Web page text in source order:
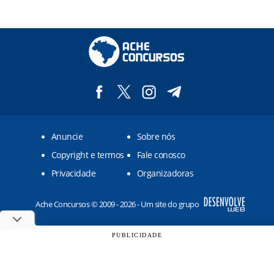
Anuncie
Sobre nós
Copyright e termos
Fale conosco
Privacidade
Organizadoras
Ache Concursos © 2009 - 2026 - Um site do grupo
PUBLICIDADE